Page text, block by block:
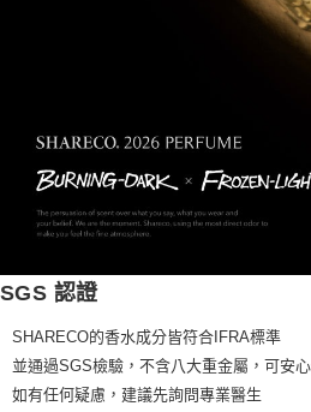
SGS 認證
SHARECO的香水成分皆符合IFRA標準
並通過SGS檢驗，不含八大重金屬，可安
如有任何疑慮，建議先詢問專業醫生